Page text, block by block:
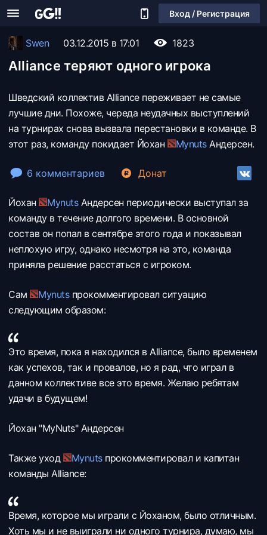
Вход / Регистрация
Swen 03.12.2015 в 17:01 1823
Alliance теряют одного игрока
Шведский коллектив Alliance переживает не самые
лучшие дни. Похоже, череда неудачных выступлений
на турнирах снова вызвала перестановки в команде. В
этот раз, команду покидает Йохан
MynutsАндерсен.
6 комментариев Донат
Йохан MynutsАндерсен периодически выступал за
команду в течение долгого времени. В основной
состав он попал в сентябре этого года и показывал
неплохую игру, однако несмотря на это, команда
приняла решение расстаться с игроком.
Сам Mynutsпрокомментировал ситуацию
следующим образом:
Это время, пока я находился в Alliance, было временем
как успехов, так и провалов, но я рад, что играл в
данном коллективе все это время. Желаю ребятам
удачи в будущем!
Йохан "MyNuts" Андерсен
Также уход Mynutsпрокомментировал и капитан
команды Alliance:
Время, которое мы играли с Йоханом, было отличным.
Хоть мы и не выиграли ни одного турнира, думаю, мы